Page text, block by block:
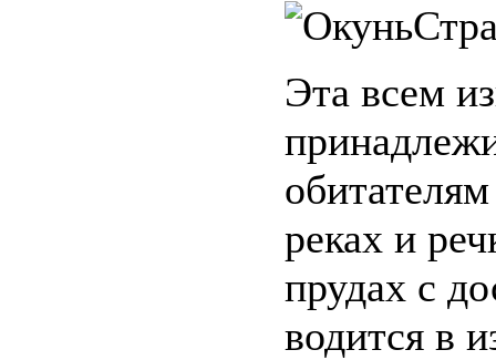
Эта всем
реках и
прудах с
водится в